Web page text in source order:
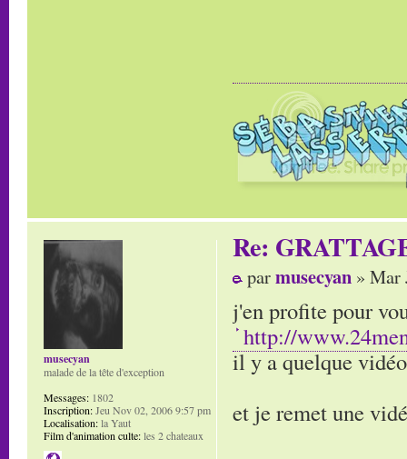
Re:
parmusecyan » Mar
j'en profite pour
http://
il y a quelque
et je remet une
musecyan
malade de la tête d'exception
Messages: 1802
Inscription:Jeu Nov 02, 2006 9:57 pm
Localisation:la Yaut
Film d'animation culte:les 2 chateaux